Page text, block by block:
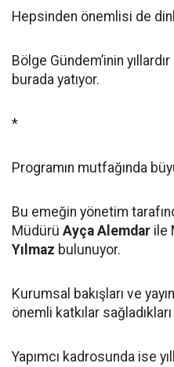
Hepsinden önemlisi de
Bölge Gündem’inin
burada yatıyor.
*
Programın mutfağında
Bu emeğin yönetim
Müdürü Ayça Alemdar ile
Yılmaz bulunuyor.
Kurumsal bakışları ve
önemli katkılar
Yapımcı kadrosunda ise